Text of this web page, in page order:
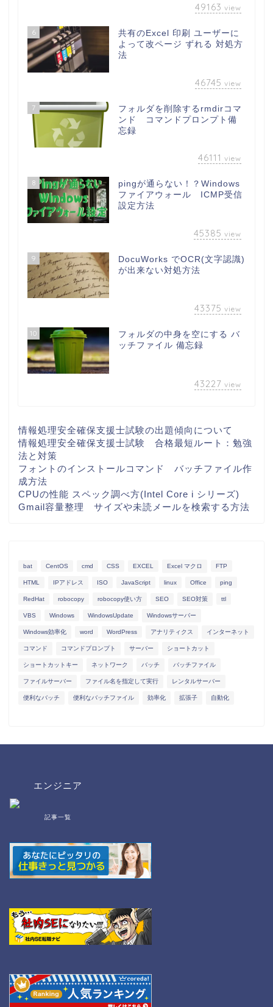
49163 view
6
共有のExcel 印刷 ユーザーに
よって改ページ ずれる 対処方
法
46745 view
7
フォルダを削除するrmdirコマ
ンド コマンドプロンプト備
忘録
46111 view
8
pingが通らない！？Windows
ファイアウォール ICMP受信
設定方法
45385 view
9
DocuWorks でOCR(文字認識)
が出来ない対処方法
43375 view
10
フォルダの中身を空にする バ
ッチファイル 備忘録
43227 view
情報処理安全確保支援士試験の出題傾向について
情報処理安全確保支援士試験 合格最短ルート：勉強
法と対策
フォントのインストールコマンド バッチファイル作
成方法
CPUの性能 スペック調べ方(Intel Core i シリーズ)
Gmail容量整理 サイズや未読メールを検索する方法
bat CentOS cmd CSS EXCEL Excel マクロ FTP
HTML IPアドレス ISO JavaScript linux Office ping
RedHat robocopy robocopy使い方 SEO SEO対策 ttl
VBS Windows WindowsUpdate Windowsサーバー
Windows効率化 word WordPress アナリティクス インターネット
コマンド コマンドプロンプト サーバー ショートカット
ショートカットキー ネットワーク バッチ バッチファイル
ファイルサーバー ファイル名を指定して実行 レンタルサーバー
便利なバッチ 便利なバッチファイル 効率化 拡張子 自動化
エンジニア
記事一覧